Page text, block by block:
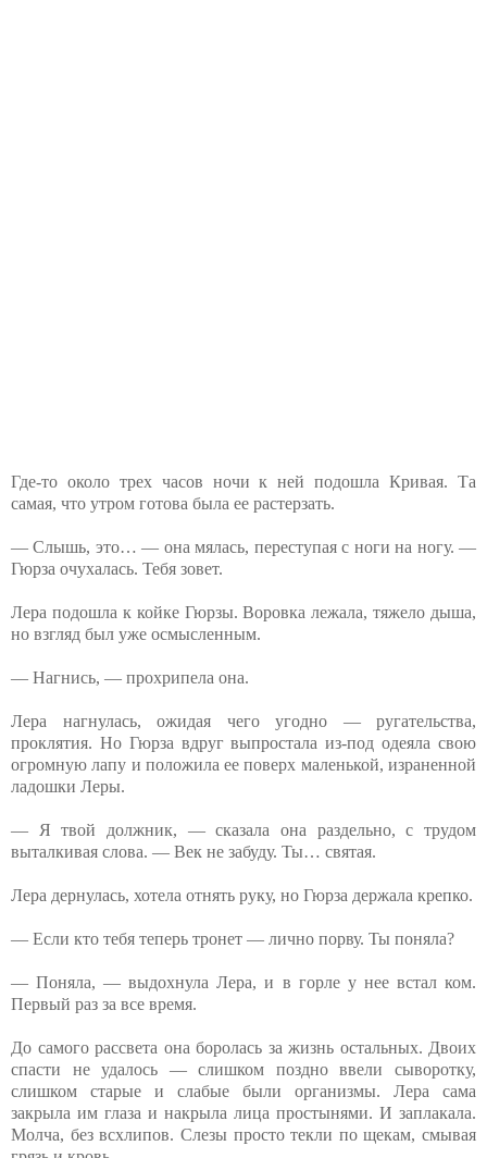
Где-то около трех часов ночи к ней подошла Кривая. Та
самая, что утром готова была ее растерзать.
— Слышь, это… — она мялась, переступая с ноги на ногу. —
Гюрза очухалась. Тебя зовет.
Лера подошла к койке Гюрзы. Воровка лежала, тяжело дыша,
но взгляд был уже осмысленным.
— Нагнись, — прохрипела она.
Лера нагнулась, ожидая чего угодно — ругательства,
проклятия. Но Гюрза вдруг выпростала из-под одеяла свою
огромную лапу и положила ее поверх маленькой, израненной
ладошки Леры.
— Я твой должник, — сказала она раздельно, с трудом
выталкивая слова. — Век не забуду. Ты… святая.
Лера дернулась, хотела отнять руку, но Гюрза держала крепко.
— Если кто тебя теперь тронет — лично порву. Ты поняла?
— Поняла, — выдохнула Лера, и в горле у нее встал ком.
Первый раз за все время.
До самого рассвета она боролась за жизнь остальных. Двоих
спасти не удалось — слишком поздно ввели сыворотку,
слишком старые и слабые были организмы. Лера сама
закрыла им глаза и накрыла лица простынями. И заплакала.
Молча, без всхлипов. Слезы просто текли по щекам, смывая